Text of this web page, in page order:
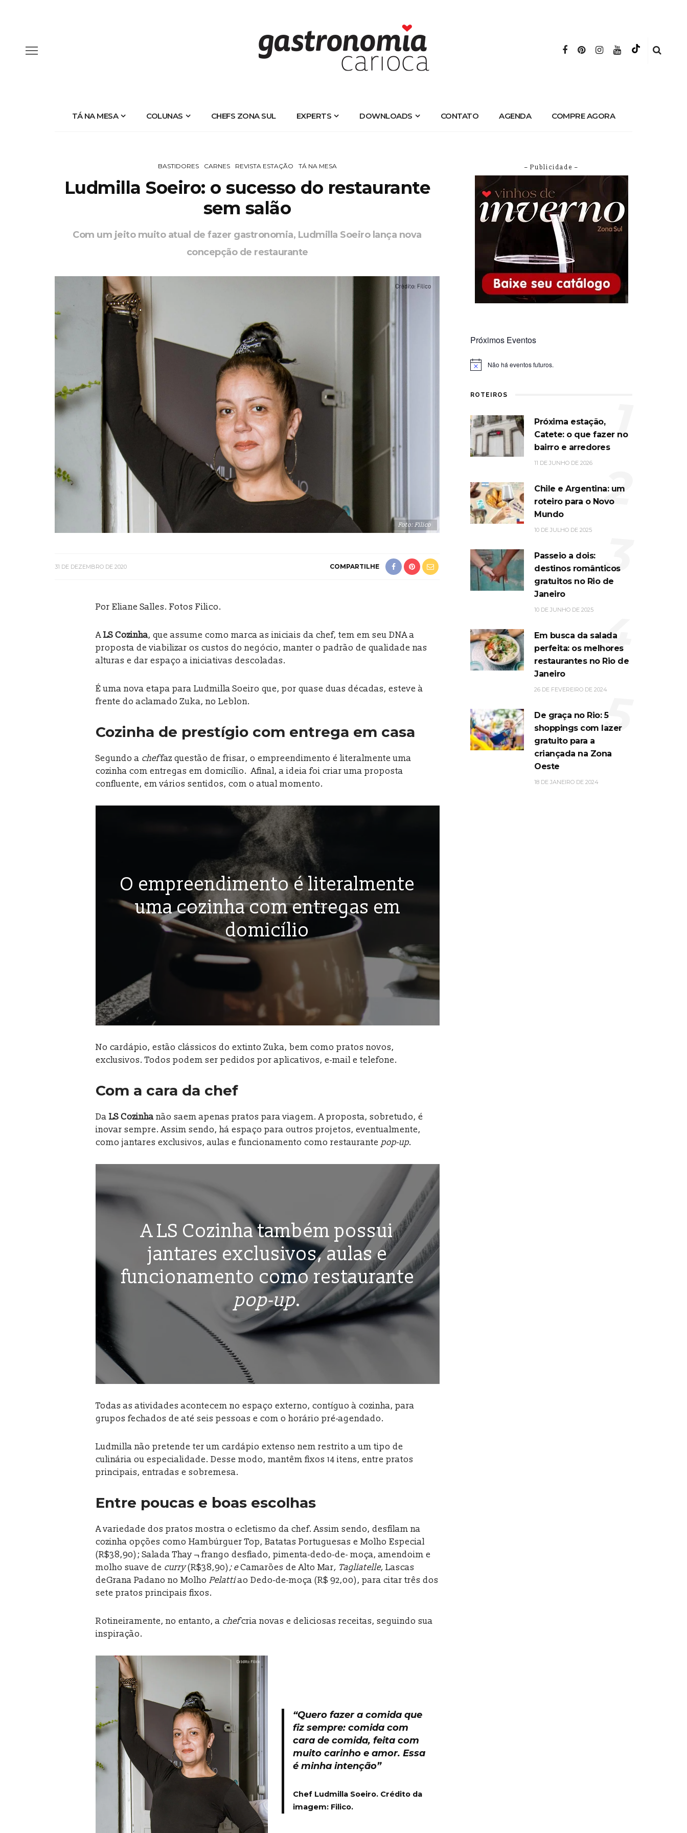
TÁ NA MESA COLUNAS CHEFS ZONA SUL EXPERTS DOWNLOADS CONTATO AGENDA COMPRE AGORA
BASTIDORES CARNES REVISTA ESTAÇÃO TÁ NA MESA
Ludmilla Soeiro: o sucesso do restaurante
sem salão
Com um jeito muito atual de fazer gastronomia, Ludmilla Soeiro lança nova
concepção de restaurante
Foto: Filico
31 DE DEZEMBRO DE 2020 COMPARTILHE
Por Eliane Salles. Fotos Filico.
ALS Cozinha, que assume como marca as iniciais da chef, tem em seu DNA a
proposta de viabilizar os custos do negócio, manter o padrão de qualidade nas
alturas e dar espaço a iniciativas descoladas.
É uma nova etapa para Ludmilla Soeiro que, por quase duas décadas, esteve à
frente do aclamado Zuka, no Leblon.
Cozinha de prestígio com entrega em casa
Segundo a cheffaz questão de frisar, o empreendimento é literalmente uma
cozinha com entregas em domicílio. Afinal, a ideia foi criar uma proposta
confluente, em vários sentidos, com o atual momento.
O empreendimento é literalmente
uma cozinha com entregas em
domicílio
No cardápio, estão clássicos do extinto Zuka, bem como pratos novos,
exclusivos. Todos podem ser pedidos por aplicativos, e-mail e telefone.
Com a cara da chef
Da LS Cozinhanão saem apenas pratos para viagem. A proposta, sobretudo, é
inovar sempre. Assim sendo, há espaço para outros projetos, eventualmente,
como jantares exclusivos, aulas e funcionamento como restaurante pop-up.
A LS Cozinha também possui
jantares exclusivos, aulas e
funcionamento como restaurante
pop-up.
Todas as atividades acontecem no espaço externo, contíguo à cozinha, para
grupos fechados de até seis pessoas e com o horário pré-agendado.
Ludmilla não pretende ter um cardápio extenso nem restrito a um tipo de
culinária ou especialidade. Desse modo, mantêm fixos 14 itens, entre pratos
principais, entradas e sobremesa.
Entre poucas e boas escolhas
A variedade dos pratos mostra o ecletismo da chef. Assim sendo, desfilam na
cozinha opções como Hambúrguer Top, Batatas Portuguesas e Molho Especial
(R$38,90); Salada Thay ¬ frango desfiado, pimenta-dedo-de- moça, amendoim e
molho suave de curry(R$38,90); eCamarões de Alto Mar, Tagliatelle, Lascas
deGrana Padano no Molho Pelattiao Dedo-de-moça (R$ 92,00), para citar três dos
sete pratos principais fixos.
Rotineiramente, no entanto, a chefcria novas e deliciosas receitas, seguindo sua
inspiração.
“Quero fazer a comida que
fiz sempre: comida com
cara de comida, feita com
muito carinho e amor. Essa
é minha intenção”
Chef Ludmilla Soeiro. Crédito da
imagem: Filico.
– Publicidade –
Próximos Eventos
Notice Não há eventos futuros.
ROTEIROS
Próxima estação,
Catete: o que fazer no
bairro e arredores
11 DE JUNHO DE 2026
1
Chile e Argentina: um
roteiro para o Novo
Mundo
10 DE JULHO DE 2025
2
Passeio a dois:
destinos românticos
gratuitos no Rio de
Janeiro
10 DE JUNHO DE 2025
3
Em busca da salada
perfeita: os melhores
restaurantes no Rio de
Janeiro
26 DE FEVEREIRO DE 2024
4
De graça no Rio: 5
shoppings com lazer
gratuito para a
criançada na Zona
Oeste
18 DE JANEIRO DE 2024
5